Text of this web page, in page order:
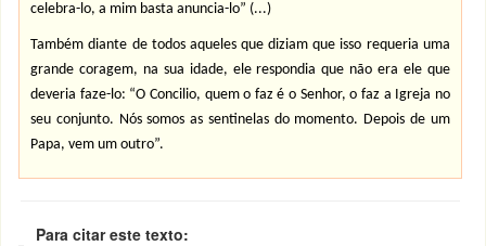
celebra-lo, a mim basta anuncia-lo” (...)
Também diante de todos aqueles que diziam que isso requeria uma
grande coragem, na sua idade, ele respondia que não era ele que
deveria faze-lo: “O Concilio, quem o faz é o Senhor, o faz a Igreja no
seu conjunto. Nós somos as sentinelas do momento. Depois de um
Papa, vem um outro”.
Para citar este texto: